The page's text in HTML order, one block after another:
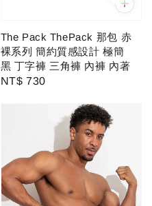
The Pack ThePack 那包 赤
裸系列 簡約質感設計 極簡
黑 丁字褲 三角褲 內褲 內著
Regular
NT$ 730